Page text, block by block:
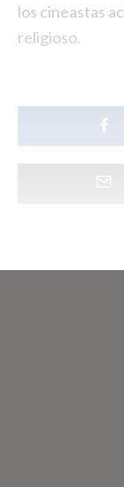
los cineastas
religioso.